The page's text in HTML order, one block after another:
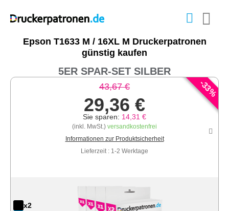
Epson T1633 M / 16XL M Druckerpatronen
günstig kaufen
5ER SPAR-SET SILBER
-
33
%
43,67 €
29,36 €
Sie sparen: 14,31 €
(inkl. MwSt.) versandkostenfrei
Informationen zur Produktsicherheit
Lieferzeit : 1-2 Werktage
x2